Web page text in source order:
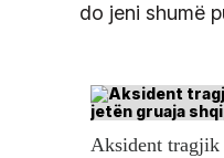
do jeni shumë
Aksident